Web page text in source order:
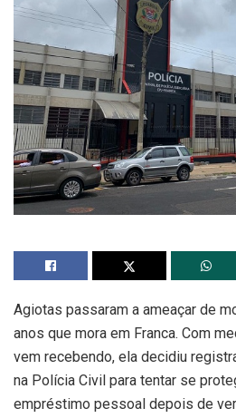
Agiotas passaram a ameaçar de
anos que mora em Franca. Com
vem recebendo, ela decidiu
na Polícia Civil para tentar se
empréstimo pessoal depois de